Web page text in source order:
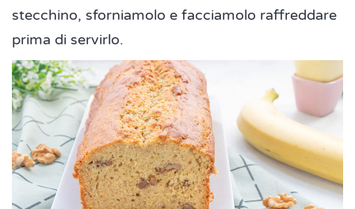
stecchino, sforniamolo e facciamolo raffreddare
prima di servirlo.